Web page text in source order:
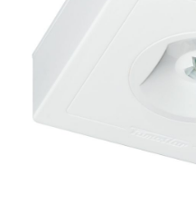
1,5 Watt x 24 uur x 365 dagen
levensduur) = 141 kW
Met de huidige stroomprijs
50,= over de levensduur, en
(Emissiefactor Nederlandse